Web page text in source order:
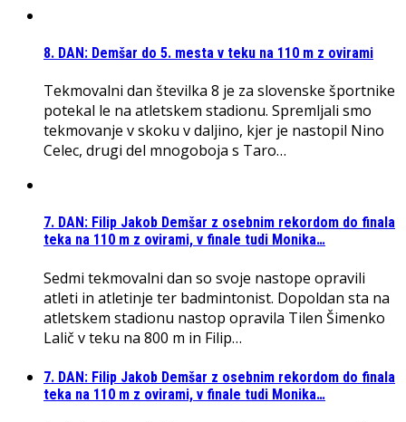
8. DAN: Demšar do 5. mesta v teku na 110 m z ovirami
Tekmovalni dan številka 8 je za slovenske športnike
potekal le na atletskem stadionu. Spremljali smo
tekmovanje v skoku v daljino, kjer je nastopil Nino
Celec, drugi del mnogoboja s Taro…
7. DAN: Filip Jakob Demšar z osebnim rekordom do finala
teka na 110 m z ovirami, v finale tudi Monika…
Sedmi tekmovalni dan so svoje nastope opravili
atleti in atletinje ter badmintonist. Dopoldan sta na
atletskem stadionu nastop opravila Tilen Šimenko
Lalič v teku na 800 m in Filip…
7. DAN: Filip Jakob Demšar z osebnim rekordom do finala
teka na 110 m z ovirami, v finale tudi Monika…